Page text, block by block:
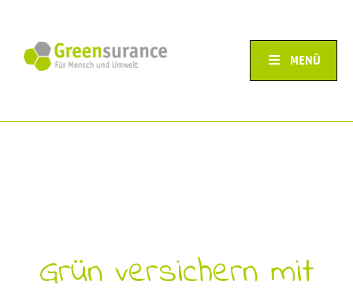
MENÜ
Grün versichern mit